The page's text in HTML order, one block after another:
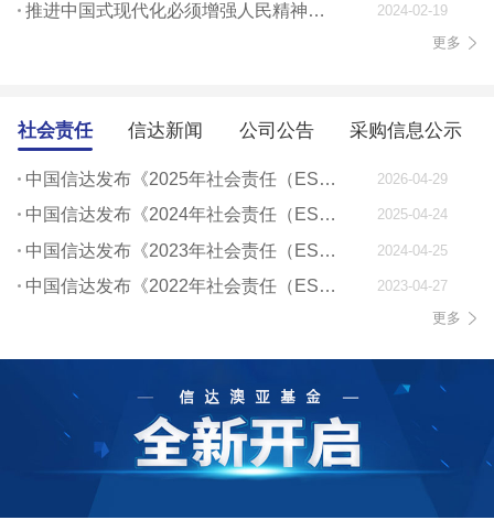
推进中国式现代化必须增强人民精神力量
2024-02-19
更多
社会责任 信达新闻 公司公告 采购信息公示
中国信达发布《2025年社会责任（ESG）报告》 2026-04-29
中国信达发布《2024年社会责任（ESG）报告》 2025-04-24
中国信达发布《2023年社会责任（ESG）报告》 2024-04-25
中国信达发布《2022年社会责任（ESG）报告》
2023-04-27
更多